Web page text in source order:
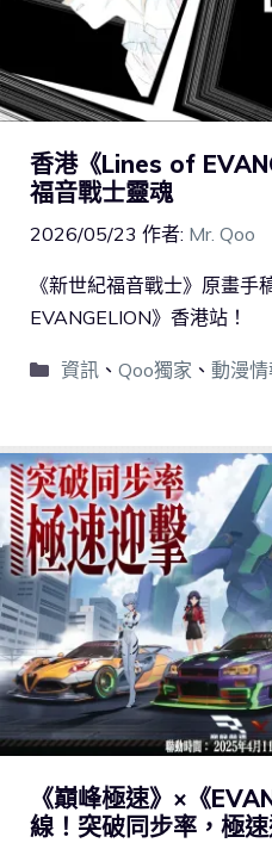
香港《Lines of
福音戰士靈魂
2026/05/23 作者: Mr. Qoo
《新世紀福音戰士》原畫手
EVANGELION》香港站！
資訊、 Qoo獨家 、 動漫情
《巔峰極速》×《
線！突破同步率，極速